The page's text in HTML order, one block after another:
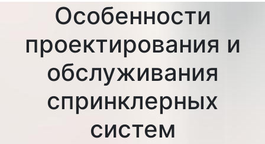
Особенности
проектирования и
обслуживания
спринклерных
систем